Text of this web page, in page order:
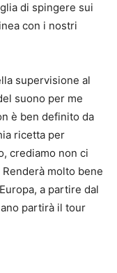
di spingere sui
con i nostri
supervisione al
suono per me
è ben definito da
ricetta per
crediamo non ci
molto bene
a partire dal
partirà il tour